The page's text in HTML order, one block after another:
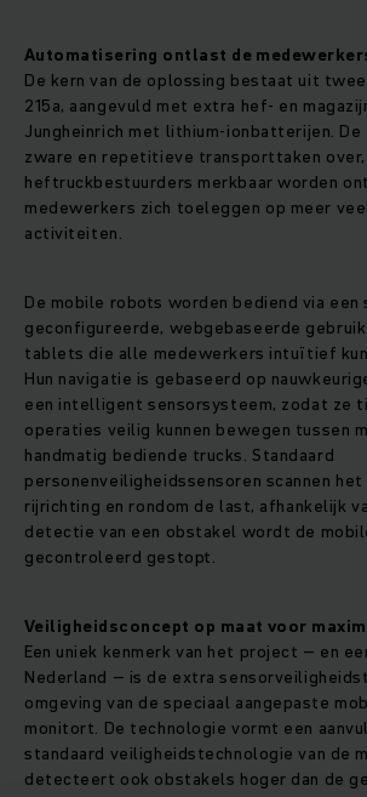
Automatisering ontlast de
De kern van de oplossing bestaat uit
215a, aangevuld met extra hef- en
Jungheinrich met lithium-ionbatterijen. De
zware en repetitieve transporttaken
heftruckbestuurders merkbaar worden
medewerkers zich toeleggen op meer
activiteiten.
De mobile robots worden bediend via een
geconfigureerde, webgebaseerde
tablets die alle medewerkers intuïtief
Hun navigatie is gebaseerd op
een intelligent sensorsysteem, zodat ze
operaties veilig kunnen bewegen tussen
handmatig bediende trucks. Standaard
personenveiligheidssensoren scannen
rijrichting en rondom de last, afhankelijk
detectie van een obstakel wordt de
gecontroleerd gestopt.
Veiligheidsconcept op maat voor
Een uniek kenmerk van het project – en
Nederland – is de extra
omgeving van de speciaal aangepaste
monitort. De technologie vormt een
standaard veiligheidstechnologie van de
detecteert ook obstakels hoger dan de